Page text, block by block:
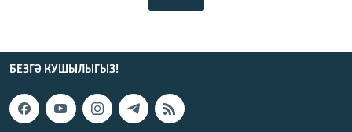
БЕЗГӘ КУШЫЛЫГЫЗ!